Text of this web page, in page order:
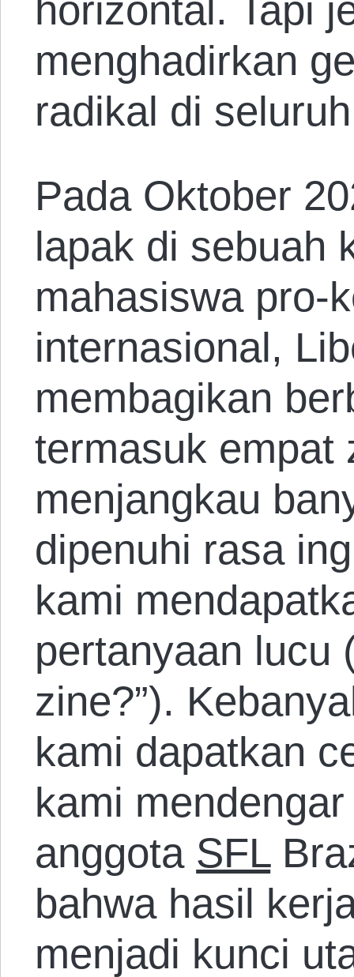
horizontal. Tapi
menghadirkan
radikal di
Pada Oktober
lapak di sebuah
mahasiswa pro-
internasional,
membagikan
termasuk empat
menjangkau
dipenuhi rasa
kami
pertanyaan lucu
zine?”).
kami dapatkan
kami
anggota SFL
bahwa hasil
menjadi kunci